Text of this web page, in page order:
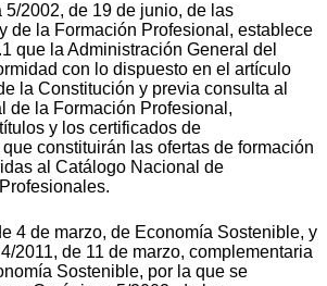
5/2002, de 19 de junio, de las
de la Formación Profesional, establece
que la Administración General del
con lo dispuesto en el artículo
la Constitución y previa consulta al
de la Formación Profesional,
y los certificados de
constituirán las ofertas de formación
al Catálogo Nacional de
4 de marzo, de Economía Sostenible, y
2011, de 11 de marzo, complementaria
Sostenible, por la que se